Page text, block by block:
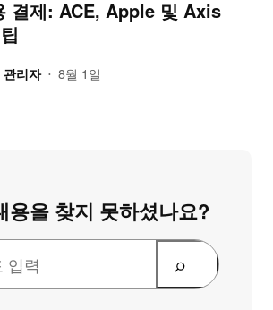
결제: ACE, Apple 및 Axis
리자 • 8월 1일
용을 찾지 못하셨나요?